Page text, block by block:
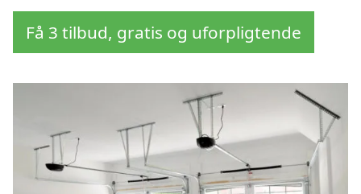
Få 3 tilbud, gratis og uforpligtende